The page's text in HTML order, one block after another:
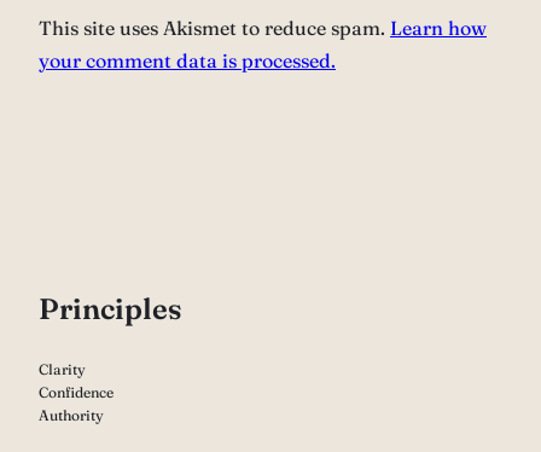
This site uses Akismet to reduce spam. Learn how
your comment data is processed.
Principles
Clarity
Confidence
Authority